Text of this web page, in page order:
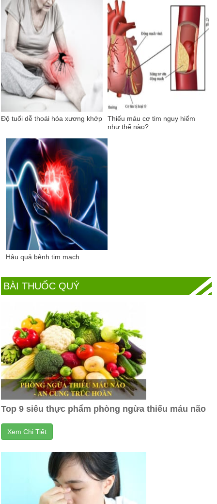
Độ tuổi dễ thoái hóa xương khớp
Thiếu máu cơ tim nguy hiểm
như thế nào?
Hậu quả bệnh tim mạch
BÀI THUỐC QUÝ
Top 9 siêu thực phẩm phòng ngừa thiếu máu não
Xem Chi Tiết